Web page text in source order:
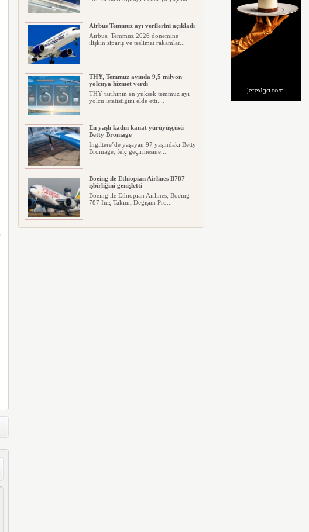
Airbus Temmuz ayı verilerini açıkladı
Airbus, Temmuz 2026 dönemine
ilişkin sipariş ve teslimat rakamlar...
THY, Temmuz ayında 9,5 milyon
yolcuya hizmet verdi
THY tarihinin en yüksek temmuz ayı
yolcu istatistiğini elde etti....
En yaşlı kadın kanat yürüyüşçüsü
Betty Bromage
İngiltere’de yaşayan 97 yaşındaki Betty
Bromage, felç geçirmesine...
Boeing ile Ethiopian Airlines B787
işbirliğini genişletti
Boeing ile Ethiopian Airlines, Boeing
787 İniş Takımı Değişim Pro...
A319 orman yangınlarında